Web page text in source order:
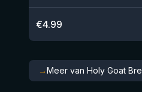
€4.99
→Meer van Holy Goat